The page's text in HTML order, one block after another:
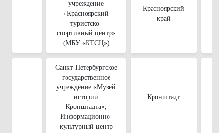
учреждение
«Красноярский
туристско-
спортивный центр»
(МБУ «КТСЦ»)
Красноярский
край
Санкт-Петербургское
государственное
учреждение «Музей
истории
Кронштадта»,
Информационно-
культурный центр
Кронштадт